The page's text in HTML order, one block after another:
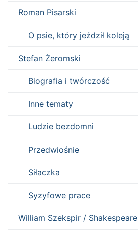
Roman Pisarski
O psie, który jeździł koleją
Stefan Żeromski
Biografia i twórczość
Inne tematy
Ludzie bezdomni
Przedwiośnie
Siłaczka
Syzyfowe prace
William Szekspir / Shakespeare